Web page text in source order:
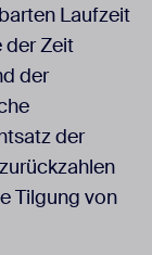
Laufzeit
der Zeit
der
der
Tilgung von